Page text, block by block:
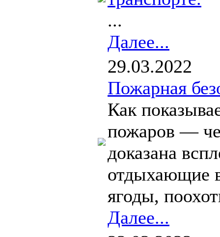
...
Далее...
29.03.2022
Пожарная
Как
пожаров —
доказана
отдыхающие
ягоды,
Далее...